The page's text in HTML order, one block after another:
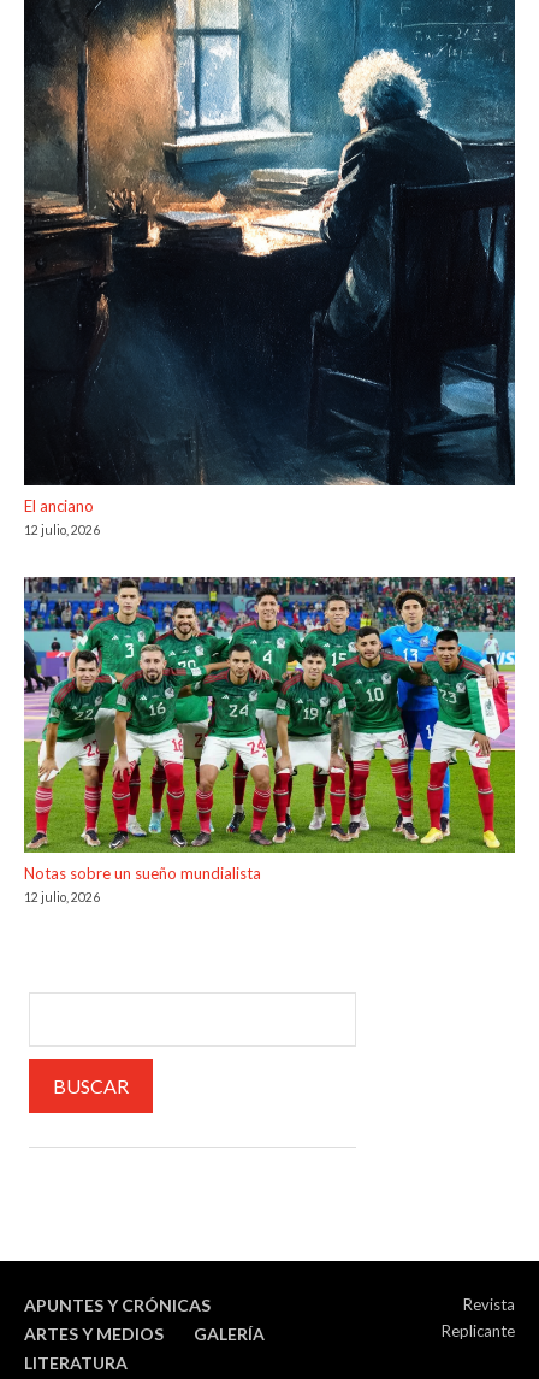
El anciano
12 julio, 2026
Notas sobre un sueño mundialista
12 julio, 2026
APUNTES Y CRÓNICAS
ARTES Y MEDIOS
GALERÍA
LITERATURA
Revista
Replicante